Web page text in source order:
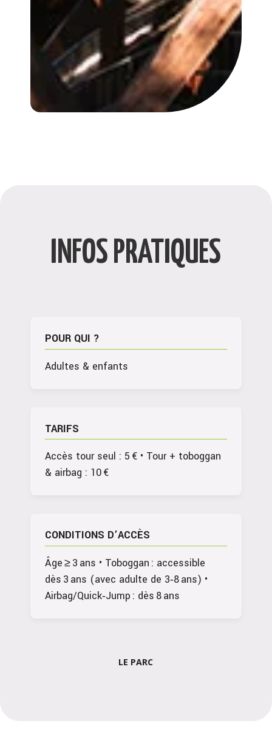
INFOS PRATIQUES
POUR QUI ?
Adultes & enfants
TARIFS
Accès tour seul : 5 € • Tour + toboggan
& airbag : 10 €
CONDITIONS D’ACCÈS
Âge ≥ 3 ans • Toboggan : accessible
dès 3 ans (avec adulte de 3‑8 ans) •
Airbag/Quick‑Jump : dès 8 ans
LE PARC